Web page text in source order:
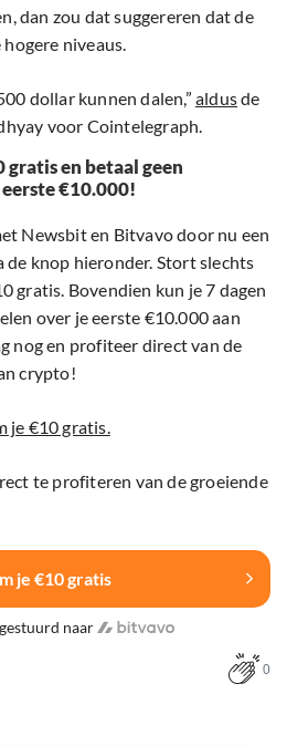
dan zou dat suggereren dat de
niveaus.
dollar kunnen dalen,”aldusde
voor Cointelegraph.
gratis en betaal geen
€10.000!
Newsbit en Bitvavo door nu een
de knop hieronder. Stort slechts
gratis. Bovendien kun je 7 dagen
over je eerste €10.000 aan
nog en profiteer direct van de
crypto!
je €10 gratis.
te profiteren van de groeiende
je €10 gratis
naar
0